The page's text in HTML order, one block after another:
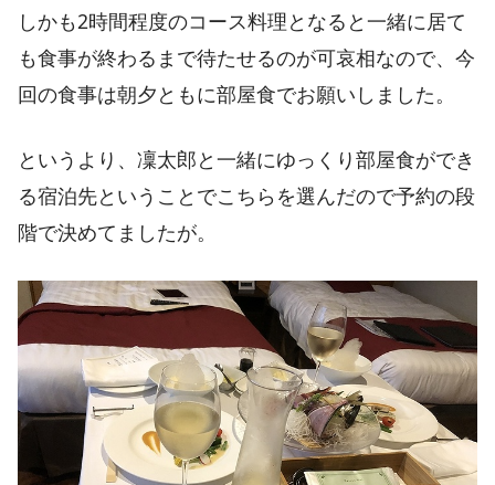
しかも2時間程度のコース料理となると一緒に居て
も食事が終わるまで待たせるのが可哀相なので、今
回の食事は朝夕ともに部屋食でお願いしました。
というより、凜太郎と一緒にゆっくり部屋食ができ
る宿泊先ということでこちらを選んだので予約の段
階で決めてましたが。